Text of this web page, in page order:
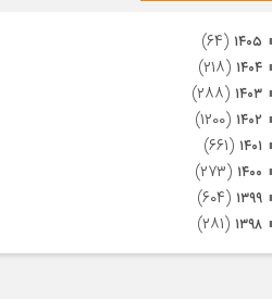
۱۴۰۵ (۶۴)
۱۴۰۴ (۲۱۸)
۱۴۰۳ (۲۸۸)
۱۴۰۲ (۱۲۰۰)
۱۴۰۱ (۶۶۱)
۱۴۰۰ (۲۷۳)
۱۳۹۹ (۶۰۴)
۱۳۹۸ (۲۸۱)